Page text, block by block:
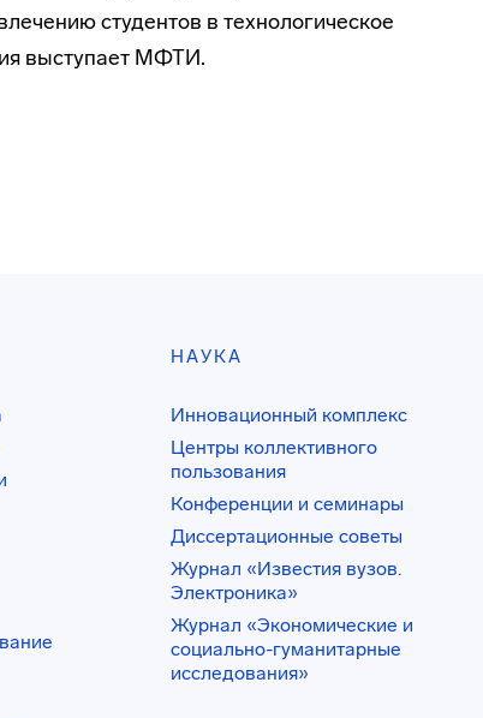
студентов в технологическое
выступает МФТИ.
НАУКА
Инновационный комплекс
Центры коллективного
пользования
Конференции и семинары
Диссертационные советы
Журнал «Известия вузов.
Электроника»
Журнал «Экономические и
социально-гуманитарные
исследования»